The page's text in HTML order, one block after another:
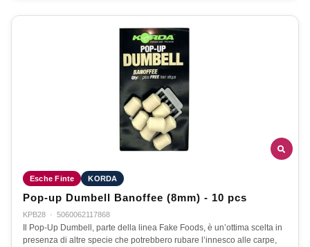
Esche Finte KORDA
Pop-up Dumbell Banoffee (8mm) - 10 pcs
KPB28 · 5060062117868
Il Pop-Up Dumbell, parte della linea Fake Foods, è un’ottima scelta in
presenza di altre specie che potrebbero rubare l’innesco alle carpe,